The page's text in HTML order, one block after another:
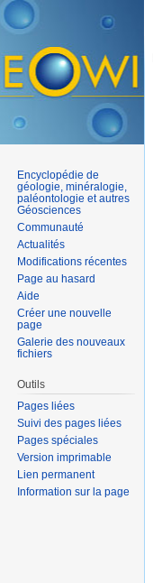
Encyclopédie de
géologie, minéralogie,
paléontologie et autres
Géosciences
Communauté
Actualités
Modifications récentes
Page au hasard
Aide
Créer une nouvelle
page
Galerie des nouveaux
fichiers
Outils
Pages liées
Suivi des pages liées
Pages spéciales
Version imprimable
Lien permanent
Information sur la page